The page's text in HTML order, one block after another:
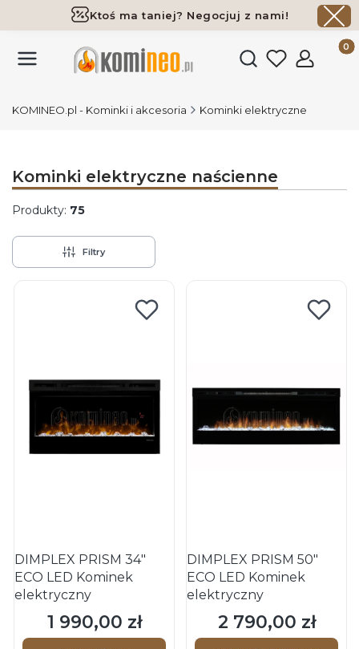
Ktoś ma taniej? Negocjuj z nami!
Darmowa dostawa już od 700 zł
Otwórz
KOMINEO.pl - Kominki i akcesoria Kominki elektryczne
Kominki elektryczne naścienne
Produkty: 75
Filtry
DIMPLEX PRISM 34"
ECO LED Kominek
elektryczny
Cena
1 990,00 zł
DIMPLEX PRISM 50"
ECO LED Kominek
elektryczny
Cena
2 790,00 zł